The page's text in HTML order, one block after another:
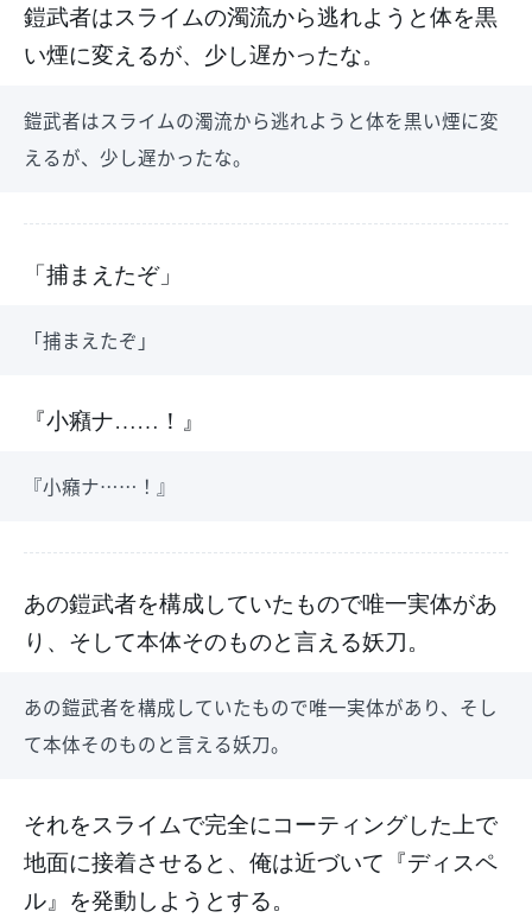
鎧武者はスライムの濁流から逃れようと体を黒
い煙に変えるが、少し遅かったな。
鎧武者はスライムの濁流から逃れようと体を黒い煙に変
えるが、少し遅かったな。
「捕まえたぞ」
「捕まえたぞ」
『小癪ナ……！』
『小癪ナ……！』
あの鎧武者を構成していたもので唯一実体があ
り、そして本体そのものと言える妖刀。
あの鎧武者を構成していたもので唯一実体があり、そし
て本体そのものと言える妖刀。
それをスライムで完全にコーティングした上で
地面に接着させると、俺は近づいて『ディスペ
ル』を発動しようとする。